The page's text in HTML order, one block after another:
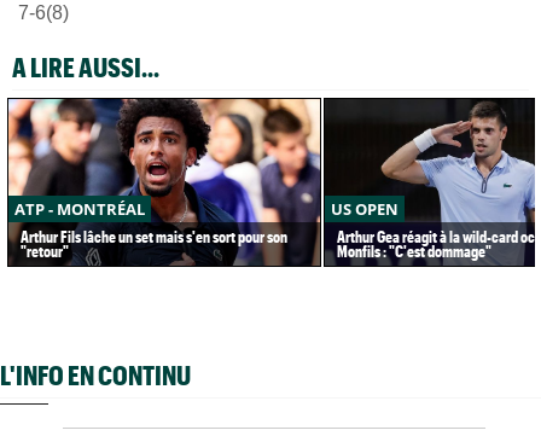
7-6(8)
A LIRE AUSSI...
ATP - MONTRÉAL
Arthur Fils lâche un set mais s'en sort pour son
"retour"
US OPEN
Arthur Gea réagit à la wild-card
Monfils : "C'est dommage"
L'INFO EN CONTINU